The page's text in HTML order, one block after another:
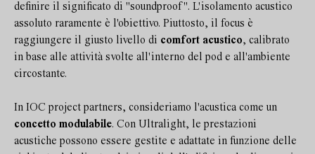
definire il significato di "soundproof". L'isolamento acustico
assoluto raramente è l'obiettivo. Piuttosto, il focus è
raggiungere il giusto livello di comfort acustico, calibrato
in base alle attività svolte all'interno del pod e all'ambiente
circostante.
In IOC project partners, consideriamo l'acustica come un
concetto modulabile. Con Ultralight, le prestazioni
acustiche possono essere gestite e adattate in funzione delle